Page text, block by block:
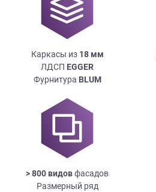
Каркасы из 18мм
ЛДСП EGGER
Фурнитура BLUM
> 800 видовфасадов
Размерный ряд